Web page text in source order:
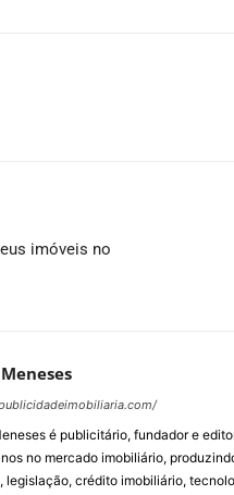
imóveis no
é publicitário, fundador e
no mercado imobiliário,
legislação, crédito imobiliário,